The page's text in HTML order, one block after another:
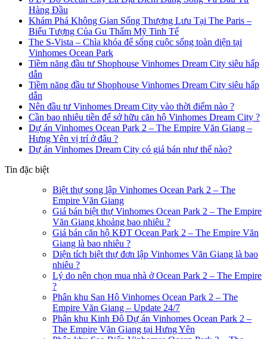
Hàng Đầu
Khám Phá Không Gian Sống Thượng Lưu Tại The Paris –
Biểu Tượng Của Gu Thẩm Mỹ Tinh Tế
The S-Vista – Chìa khóa để sống cuộc sống toàn diện tại
Vinhomes Ocean Park
Tiềm năng đầu tư Shophouse Vinhomes Dream City siêu hấp
dẫn
Tiềm năng đầu tư Shophouse Vinhomes Dream City siêu hấp
dẫn
Nên đầu tư Vinhomes Dream City vào thời điểm nào ?
Cần bao nhiêu tiền để sở hữu căn hộ Vinhomes Dream City ?
Dự án Vinhomes Ocean Park 2 – The Empire Văn Giang –
Hưng Yên vị trí ở đâu ?
Dự án Vinhomes Dream City có giá bán như thế nào?
Tin đặc biệt
Biệt thự song lập Vinhomes Ocean Park 2 – The
Empire Văn Giang
Giá bán biệt thự Vinhomes Ocean Park 2 – The Empire
Văn Giang khoảng bao nhiêu ?
Giá bán căn hộ KĐT Ocean Park 2 – The Empire Văn
Giang là bao nhiêu ?
Diện tích biệt thự đơn lập Vinhomes Văn Giang là bao
nhiêu ?
Lý do nên chọn mua nhà ở Ocean Park 2 – The Empire
?
Phân khu San Hô Vinhomes Ocean Park 2 – The
Empire Văn Giang – Update 24/7
Phân khu Kinh Đô Dự án Vinhomes Ocean Park 2 –
The Empire Văn Giang tại Hưng Yên